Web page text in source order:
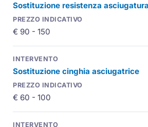
Sostituzione resistenza
€ 90 - 150
Sostituzione cinghia asciugatrice
€ 60 - 100